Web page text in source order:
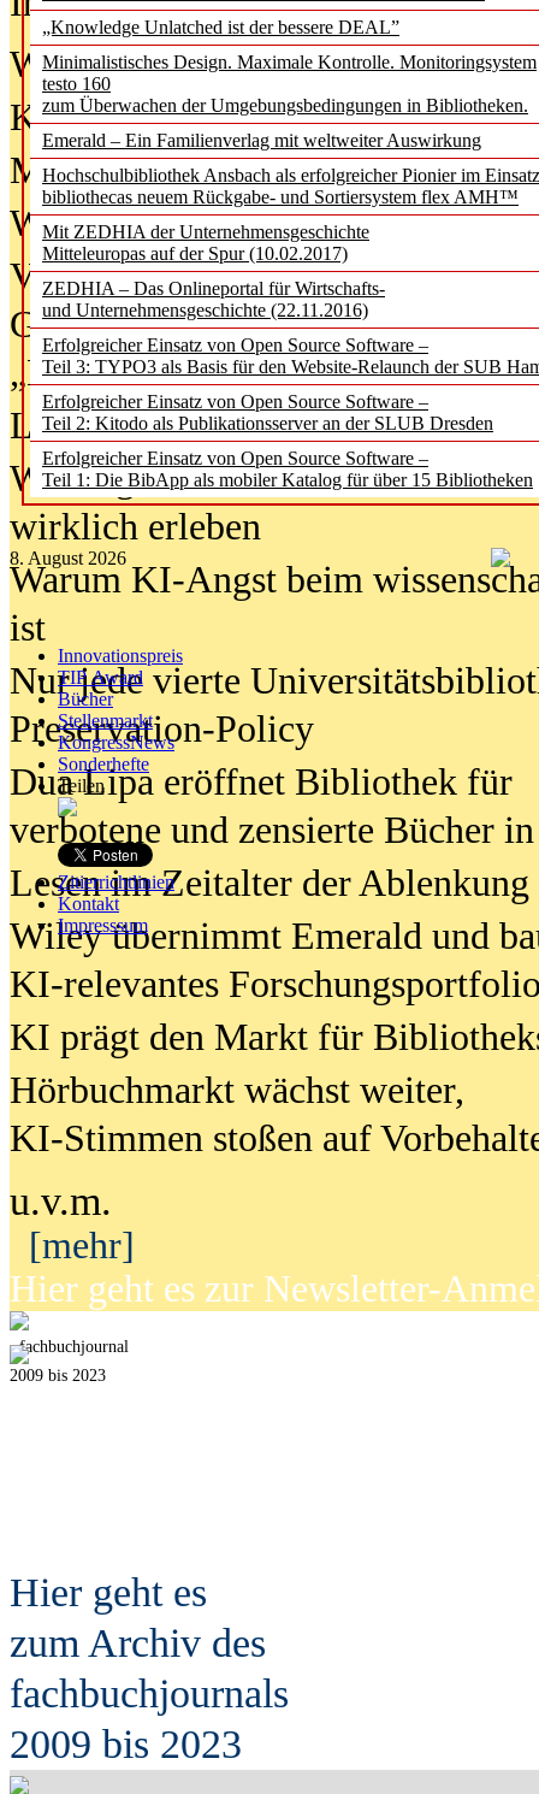
„Knowledge Unlatched ist der bessere DEAL”
Minimalistisches Design. Maximale Kontrolle. Monitoringsystem
testo 160
zum Überwachen der Umgebungsbedingungen in Bibliotheken.
Emerald – Ein Familienverlag mit weltweiter Auswirkung
Hochschulbibliothek Ansbach als erfolgreicher Pionier im
bibliothecas neuem Rückgabe- und Sortiersystem flex AMH™
Mit ZEDHIA der Unternehmensgeschichte
Mitteleuropas auf der Spur (10.02.2017)
ZEDHIA – Das Onlineportal für Wirtschafts-
und Unternehmensgeschichte (22.11.2016)
Erfolgreicher Einsatz von Open Source Software –
Teil 3: TYPO3 als Basis für den Website-Relaunch der SUB
Erfolgreicher Einsatz von Open Source Software –
Teil 2: Kitodo als Publikationsserver an der SLUB Dresden
Erfolgreicher Einsatz von Open Source Software –
Teil 1: Die BibApp als mobiler Katalog für über 15 Bibliotheken
8. August 2026
Innovationspreis
TIP Award
Bücher
Stellenmarkt
KongressNews
Sonderhefte
Teilen
Zitierrichtlinien
Kontakt
Impresssum
Was Hochschul­bibliotheken von
Kinder in der digitalen Welt
Metadaten als Infrastruktur
Wenn Bots katalogisieren
Von Abschlusskleidern bis
Geisterjagd-Ausrüstung in der
„Library of Things“ unterwegs
Lesen als Infrastrukturaufgabe
Wie Jugendliche Social Media
wirklich erleben
Warum KI-Angst beim
ist
Nur jede vierte
Preservation-Policy
Dua Lipa eröffnet Bibliothek für
verbotene und zensierte Bücher
Lesen im Zeitalter der Ablenkung
Wiley übernimmt Emerald und
KI-relevantes
KI prägt den Markt für
Hörbuchmarkt wächst weiter,
KI-Stimmen stoßen auf
u.v.m.
[mehr]
Hier geht es zur Newsletter-
fachbuchjournal
2009 bis 2023
Hier geht es
zum Archiv des
fachbuchjournals
2009 bis 2023